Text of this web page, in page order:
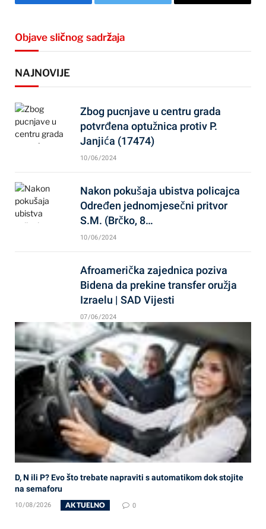
Facebook Twitter Email
Objave sličnog sadržaja
NAJNOVIJE
Zbog pucnjave u centru grada
potvrđena optužnica protiv P.
Janjića (17474)
10/06/2024
Nakon pokušaja ubistva policajca
Određen jednomjesečni pritvor
S.M. (Brčko, 8…
10/06/2024
Afroamerička zajednica poziva
Bidena da prekine transfer oružja
Izraelu | SAD Vijesti
07/06/2024
D, N ili P? Evo što trebate napraviti s automatikom dok stojite
na semaforu
10/08/2026 AKTUELNO 0